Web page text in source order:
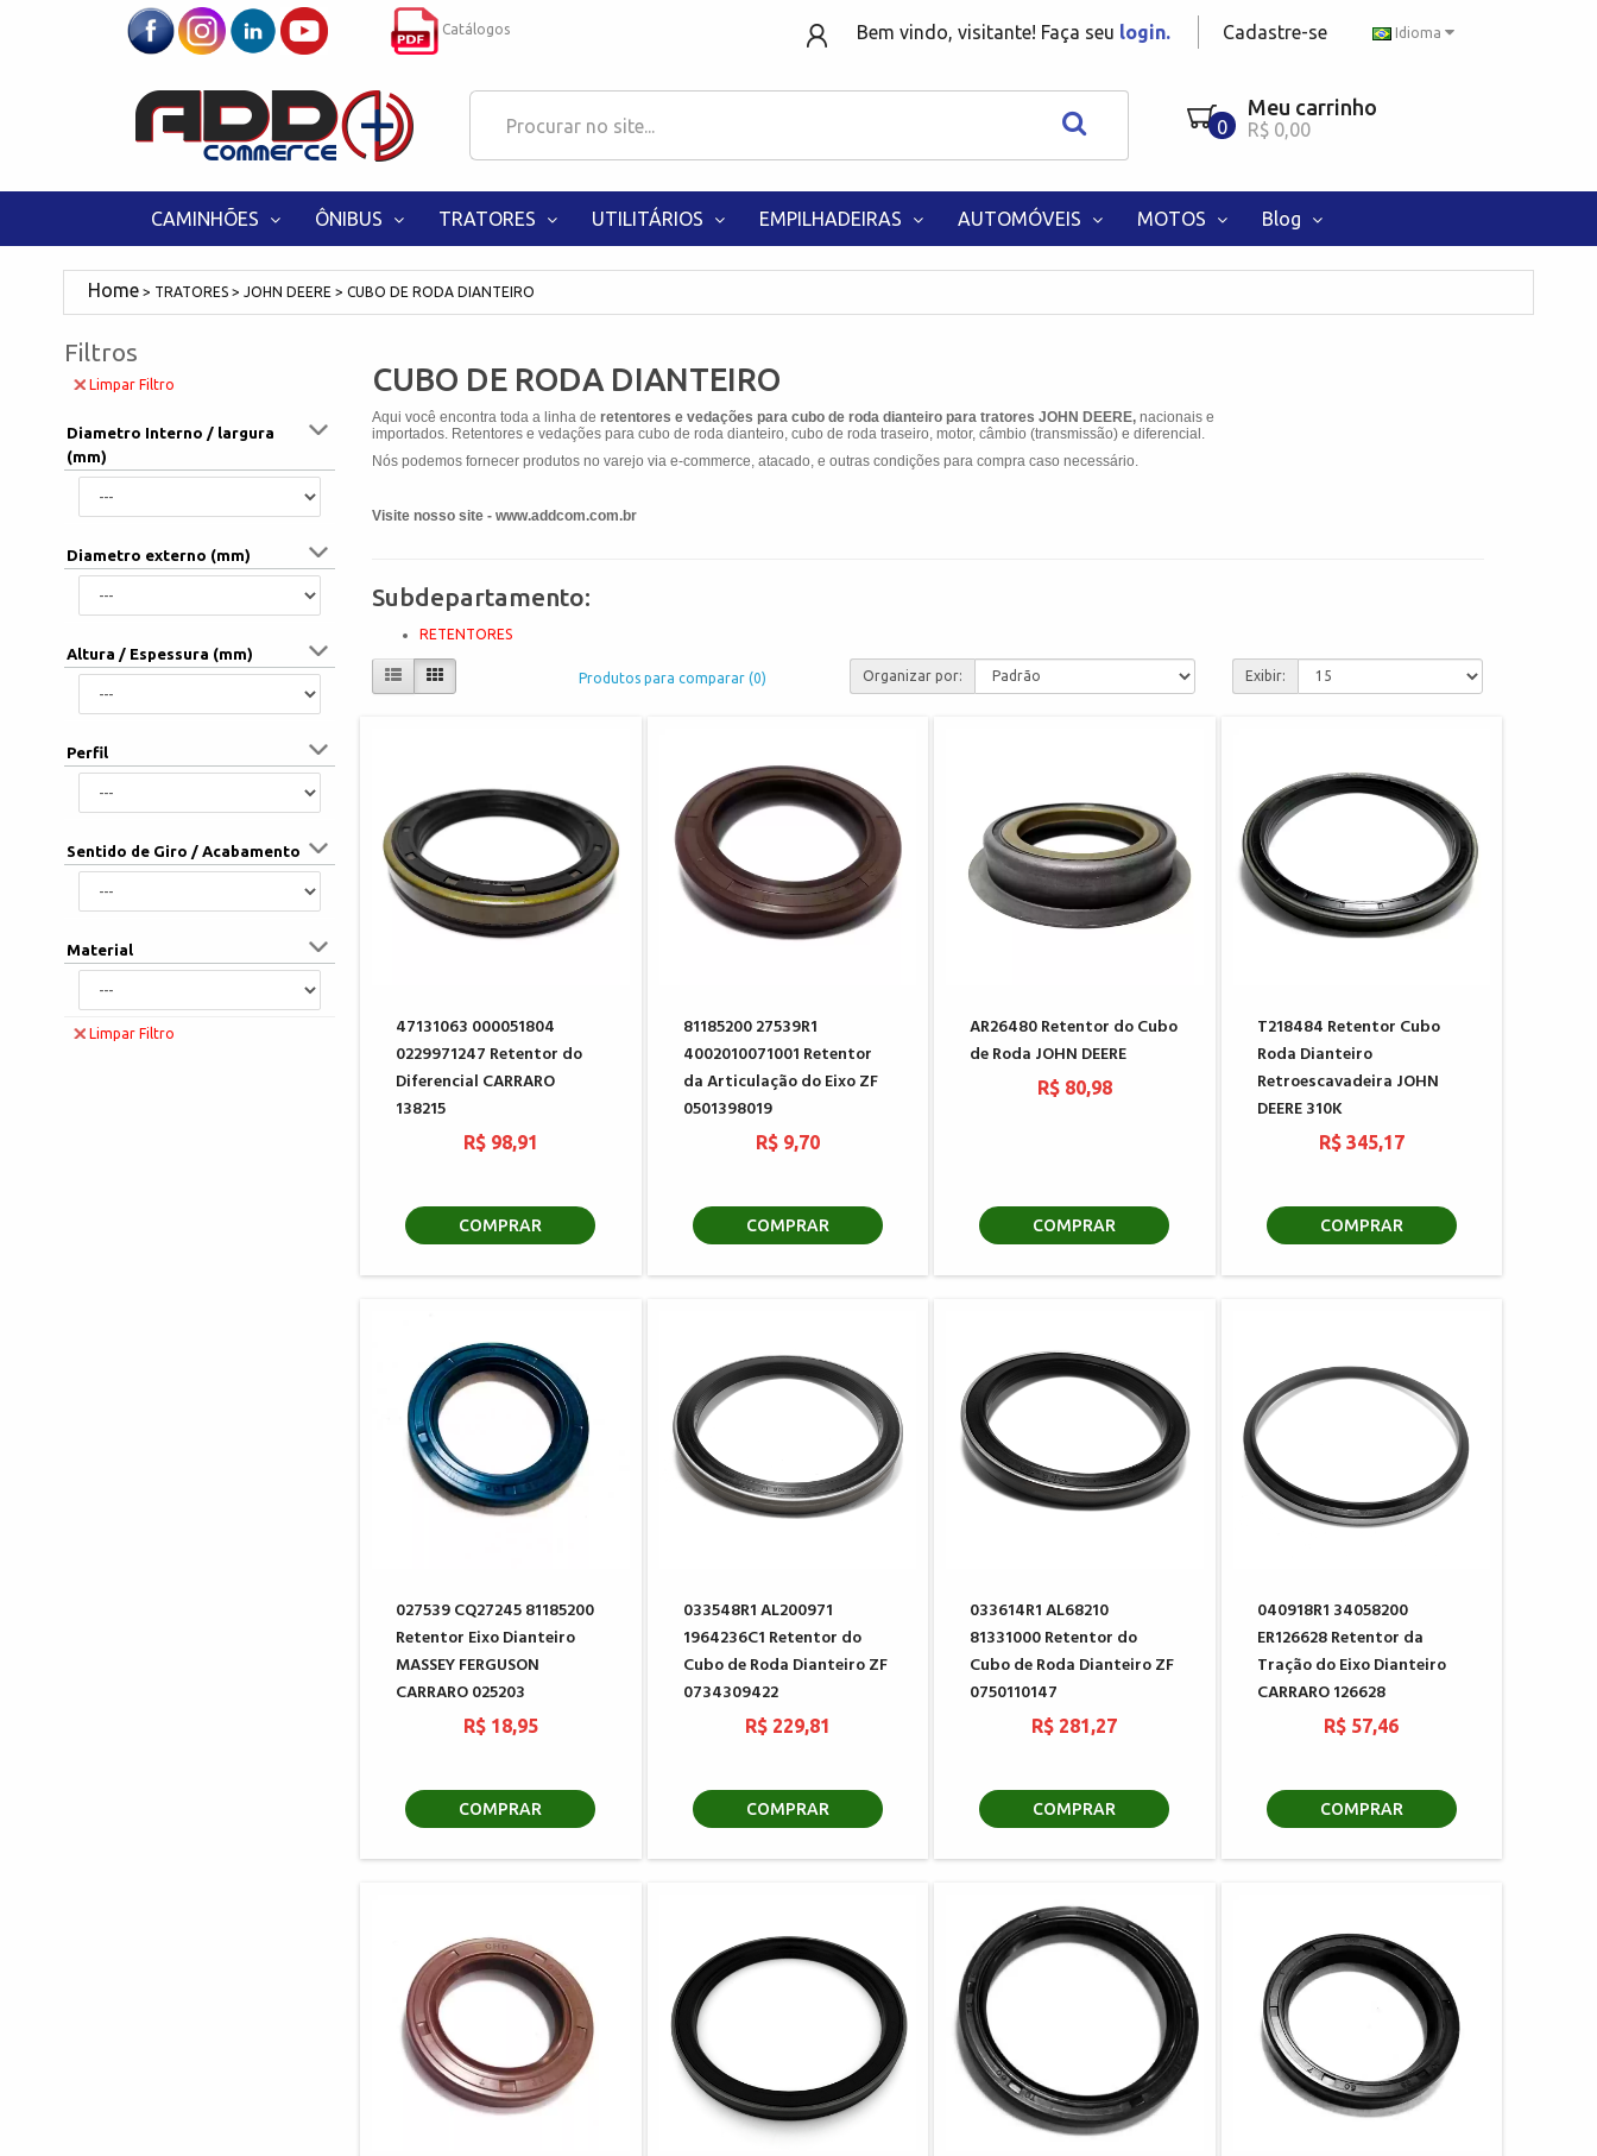
Idioma
Catálogos Bem vindo, visitante! Faça seu login. Cadastre-se
0
Meu carrinho
R$ 0,00
CAMINHÕES ÔNIBUS TRATORES UTILITÁRIOS EMPILHADEIRAS AUTOMÓVEIS MOTOS Blog
TRATORES JOHN DEERE CUBO DE RODA DIANTEIRO
Filtros
Limpar Filtro
Diametro Interno / largura
(mm)
Diametro externo (mm)
Altura / Espessura (mm)
Perfil
Sentido de Giro / Acabamento
Material
Limpar Filtro
CUBO DE RODA DIANTEIRO
Aqui você encontra toda a linha de retentores e vedações para cubo de roda dianteiro para tratores JOHN DEERE, nacionais e
importados. Retentores e vedações para cubo de roda dianteiro, cubo de roda traseiro, motor, câmbio (transmissão) e diferencial.
Nós podemos fornecer produtos no varejo via e-commerce, atacado, e outras condições para compra caso necessário.
Visite nosso site - www.addcom.com.br
Subdepartamento:
RETENTORES
Produtos para comparar (0) Organizar por: Exibir:
47131063 000051804
0229971247 Retentor do
Diferencial CARRARO
138215
R$ 98,91
COMPRAR
81185200 27539R1
4002010071001 Retentor
da Articulação do Eixo ZF
0501398019
R$ 9,70
COMPRAR
AR26480 Retentor do Cubo
de Roda JOHN DEERE
R$ 80,98
COMPRAR
T218484 Retentor Cubo
Roda Dianteiro
Retroescavadeira JOHN
DEERE 310K
R$ 345,17
COMPRAR
027539 CQ27245 81185200
Retentor Eixo Dianteiro
MASSEY FERGUSON
CARRARO 025203
R$ 18,95
COMPRAR
033548R1 AL200971
1964236C1 Retentor do
Cubo de Roda Dianteiro ZF
0734309422
R$ 229,81
COMPRAR
033614R1 AL68210
81331000 Retentor do
Cubo de Roda Dianteiro ZF
0750110147
R$ 281,27
COMPRAR
040918R1 34058200
ER126628 Retentor da
Tração do Eixo Dianteiro
CARRARO 126628
R$ 57,46
COMPRAR